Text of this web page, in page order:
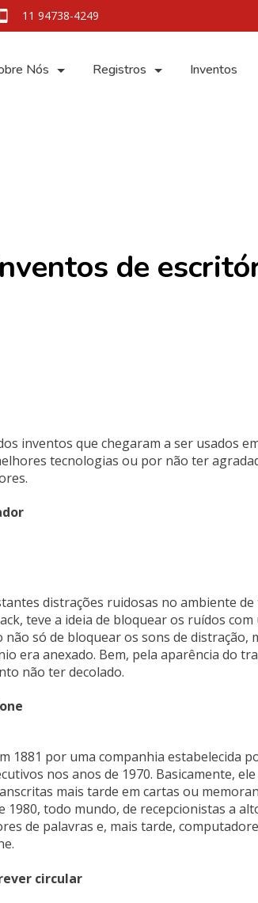
11 94738-4249
Nós Registros Inventos
de
inventos que chegaram a ser usados
tecnologias ou por não ter
distrações ruidosas no ambiente
teve a ideia de bloquear os ruídos com
só de bloquear os sons de distração,
era anexado. Bem, pela aparência do
não ter decolado.
1881 por uma companhia estabelecida
nos anos de 1970. Basicamente,
mais tarde em cartas ou
todo mundo, de recepcionistas a
de palavras e, mais tarde,
circular